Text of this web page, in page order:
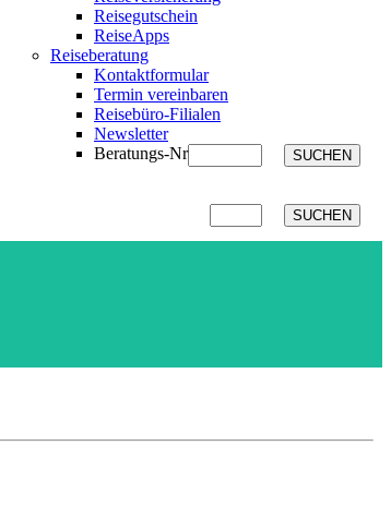
Reisegutschein
ReiseApps
Reiseberatung
Kontaktformular
Termin vereinbaren
Reisebüro-Filialen
Newsletter
Beratungs-Nr
SUCHEN
SUCHEN